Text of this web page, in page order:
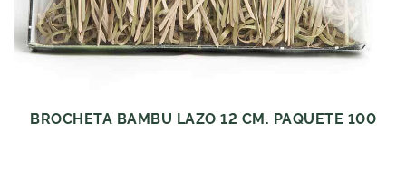
BROCHETA BAMBU LAZO 12 CM. PAQUETE 100